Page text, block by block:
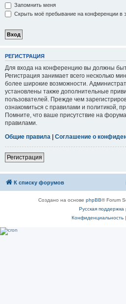
Запомнить меня
Скрыть моё пребывание на конференции в
РЕГИСТРАЦИЯ
Для входа на конференцию вы должны
Регистрация занимает всего несколько
более широкие возможности.
установлены также дополнительные
пользователей. Прежде чем
ознакомиться с правилами и политикой,
Помните, что ваше присутствие на
правилами.
Общие правила | Соглашение о
Регистрация
К списку форумов
Создано на основе phpBB® Forum
Русская поддержка
Конфиденциальность|